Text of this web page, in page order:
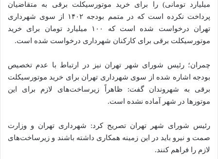
میلیارد تومانی) را برای خرید موتورسیکلت برقی به متقاضیان
پرداخت نکرده است که در متمم بودجه ۱۴۰۲ از سوی شهرداری
تهران درخواست شده است که ۱۰۰ میلیارد تومان برای خرید
موتورسیکلت برقی برای کارکنان شهرداری درخواست شده است.
چمران؛ رئیس شورای شهر تهران نیز در ارتباط با عدم تخصیص
بودجه اشاره شده از سوی شهرداری تهران برای خرید موتورسیکلت
برقی به شهروندان گفت: ظاهراً زیرساخت‌های لازم برای این
موتورها در شهر آماده نشده است.
رئیس شورای شهر تهران تصریح کرد: شهرداری تهران و وزارت
صمت و نیرو باید در این زمینه همکاری داشته باشند و زیرساخت‌های
لازم را فراهم کنند.